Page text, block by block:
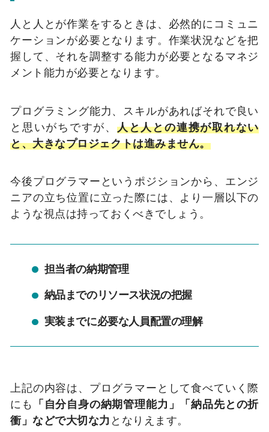
人と人とが作業をするときは、必然的にコミュニ
ケーションが必要となります。作業状況などを把
握して、それを調整する能力が必要となるマネジ
メント能力が必要となります。
プログラミング能力、スキルがあればそれで良い
と思いがちですが、 人と人との連携が取れない
と、大きなプロジェクトは進みません。
今後プログラマーというポジションから、エンジ
ニアの立ち位置に立った際には、より一層以下の
ような視点は持っておくべきでしょう。
担当者の納期管理
納品までのリソース状況の把握
実装までに必要な人員配置の理解
上記の内容は、プログラマーとして食べていく際
にも
「自分自身の納期管理能力」「納品先との折
衝」などで大切な力 となりえます。